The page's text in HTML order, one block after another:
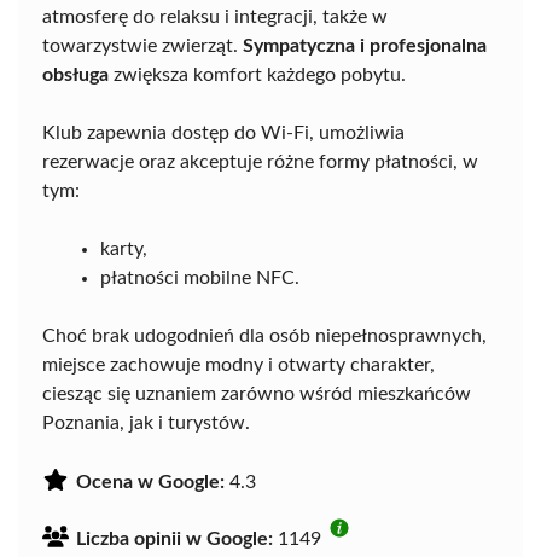
atmosferę do relaksu i integracji, także w
towarzystwie zwierząt. Sympatyczna i profesjonalna
obsługa zwiększa komfort każdego pobytu.
Klub zapewnia dostęp do Wi-Fi, umożliwia
rezerwacje oraz akceptuje różne formy płatności, w
tym:
karty,
płatności mobilne NFC.
Choć brak udogodnień dla osób niepełnosprawnych,
miejsce zachowuje modny i otwarty charakter,
ciesząc się uznaniem zarówno wśród mieszkańców
Poznania, jak i turystów.
Ocena w Google: 4.3
Liczba opinii w Google: 1149